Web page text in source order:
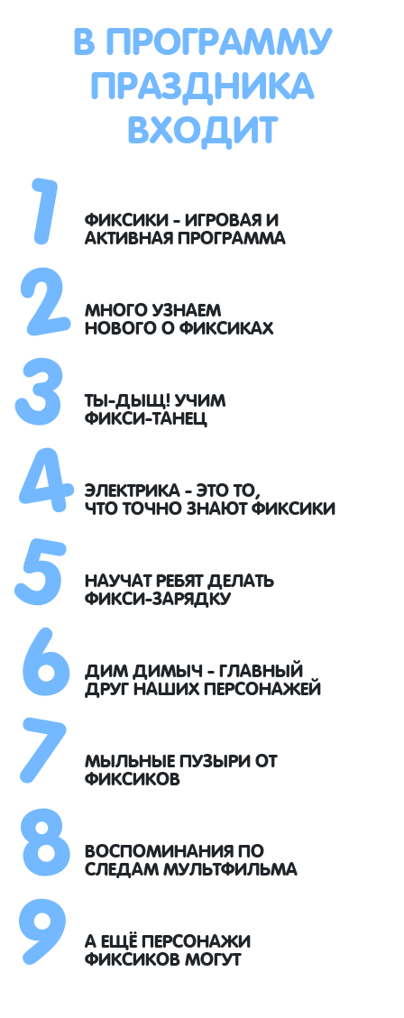
В ПРОГРАММУ
ПРАЗДНИКА
ВХОДИТ
ФИКСИКИ - ИГРОВАЯ И
АКТИВНАЯ ПРОГРАММА
МНОГО УЗНАЕМ
НОВОГО О ФИКСИКАХ
ТЫ-ДЫЩ! УЧИМ
ФИКСИ-ТАНЕЦ
ЭЛЕКТРИКА - ЭТО ТО,
ЧТО ТОЧНО ЗНАЮТ ФИКСИКИ
НАУЧАТ РЕБЯТ ДЕЛАТЬ
ФИКСИ-ЗАРЯДКУ
ДИМ ДИМЫЧ - ГЛАВНЫЙ
ДРУГ НАШИХ ПЕРСОНАЖЕЙ
МЫЛЬНЫЕ ПУЗЫРИ ОТ
ФИКСИКОВ
ВОСПОМИНАНИЯ ПО
СЛЕДАМ МУЛЬТФИЛЬМА
А ЕЩЁ ПЕРСОНАЖИ
ФИКСИКОВ МОГУТ